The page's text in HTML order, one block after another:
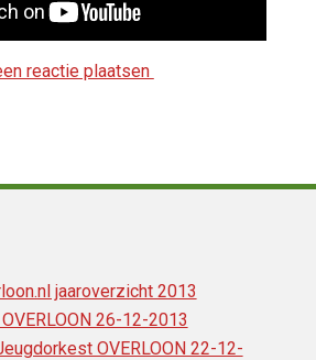
reactie plaatsen
jaaroverzicht 2013
26-12-2013
OVERLOON 22-12-